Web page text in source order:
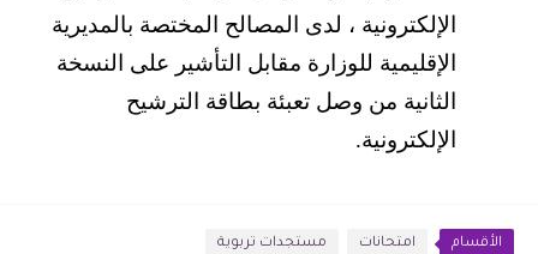
الإلكترونية ، لدى المصالح المختصة بالمديرية
الإقليمية للوزارة مقابل التأشير على النسخة
الثانية من وصل تعبئة بطاقة الترشيح
الإلكترونية.
الأقسام امتحانات مستجدات تربوية